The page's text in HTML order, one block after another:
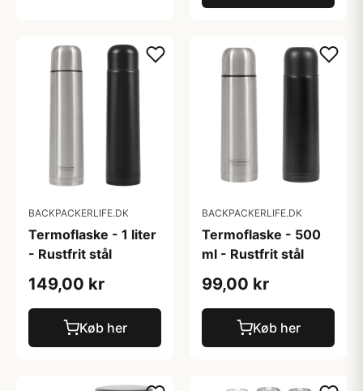
BACKPACKERLIFE.DK
Termoflaske - 1 liter
- Rustfrit stål
149,00 kr
Køb her
BACKPACKERLIFE.DK
Termoflaske - 500
ml - Rustfrit stål
99,00 kr
Køb her